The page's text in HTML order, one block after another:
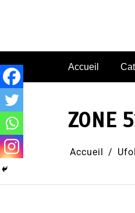
Accueil
ZONE
Accueil